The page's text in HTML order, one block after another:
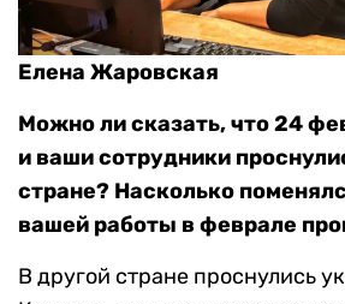
Елена Жаровская
Можно ли сказать, что 24
и ваши сотрудники
стране? Насколько
вашей работы в феврале
В другой стране проснулись